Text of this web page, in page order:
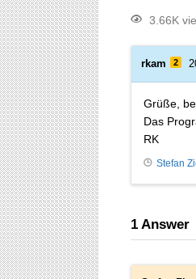
3.66K
rkam 2
Grüße,
Das
RK
Stefan
1 Answer